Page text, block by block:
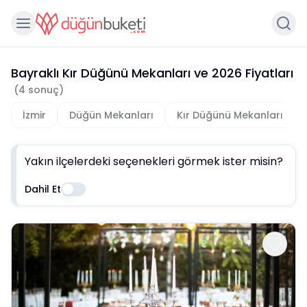
Bayraklı Kır Düğünü Mekanları ve 2026 Fiyatları
(4 sonuç)
İzmir
Düğün Mekanları Kır Düğünü Mekanları
Yakın ilçelerdeki seçenekleri görmek ister misin?
Dahil Et